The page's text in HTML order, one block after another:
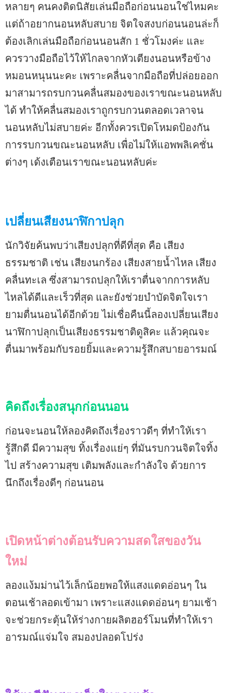
หลายๆ คนคงติดนิสัยเล่นมือถือก่อนนอนใช่ไหมคะ
แต่ถ้าอยากนอนหลับสบาย จิตใจสงบก่อนนอนล่ะก็
ต้องเลิกเล่นมือถือก่อนนอนสัก 1 ชั่วโมงค่ะ และ
ควรวางมือถือไว้ให้ไกลจากหัวเตียงนอนหรือข้าง
หมอนหนุนนะคะ เพราะคลื่นจากมือถือที่ปล่อยออก
มาสามารถรบกวนคลื่นสมองของเราขณะนอนหลับ
ได้ ทำให้คลื่นสมองเราถูกรบกวนตลอดเวลาจน
นอนหลับไม่สบายค่ะ อีกทั้งควรเปิดโหมดป้องกัน
การรบกวนขณะนอนหลับ เพื่อไม่ให้แอพพลิเคชั่น
ต่างๆ เด้งเตือนเราขณะนอนหลับค่ะ
เปลี่ยนเสียงนาฬิกาปลุก
นักวิจัยค้นพบว่าเสียงปลุกที่ดีที่สุด คือ เสียง
ธรรมชาติ เช่น เสียงนกร้อง เสียงสายน้ำไหล เสียง
คลื่นทะเล ซึ่งสามารถปลุกให้เราตื่นจากการหลับ
ไหลได้ดีและเร็วที่สุด และยังช่วยบำบัดจิตใจเรา
ยามตื่นนอนได้อีกด้วย ไม่เชื่อคืนนี้ลองเปลี่ยนเสียง
นาฬิกาปลุกเป็นเสียงธรรมชาติดูสิคะ แล้วคุณจะ
ตื่นมาพร้อมกับรอยยิ้มและความรู้สึกสบายอารมณ์
คิดถึงเรื่องสนุกก่อนนอน
ก่อนจะนอนให้ลองคิดถึงเรื่องราวดีๆ ที่ทำให้เรา
รู้สึกดี มีความสุข ทิ้งเรื่องแย่ๆ ที่มันรบกวนจิตใจทิ้ง
ไป สร้างความสุข เติมพลังและกำลังใจ ด้วยการ
นึกถึงเรื่องดีๆ ก่อนนอน
เปิดหน้าต่างต้อนรับความสดใสของวัน
ใหม่
ลองแง้มม่านไว้เล็กน้อยพอให้แสงแดดอ่อนๆ ใน
ตอนเช้าลอดเข้ามา เพราะแสงแดดอ่อนๆ ยามเช้า
จะช่วยกระตุ้นให้ร่างกายผลิตฮอร์โมนที่ทำให้เรา
อารมณ์แจ่มใจ สมองปลอดโปร่ง